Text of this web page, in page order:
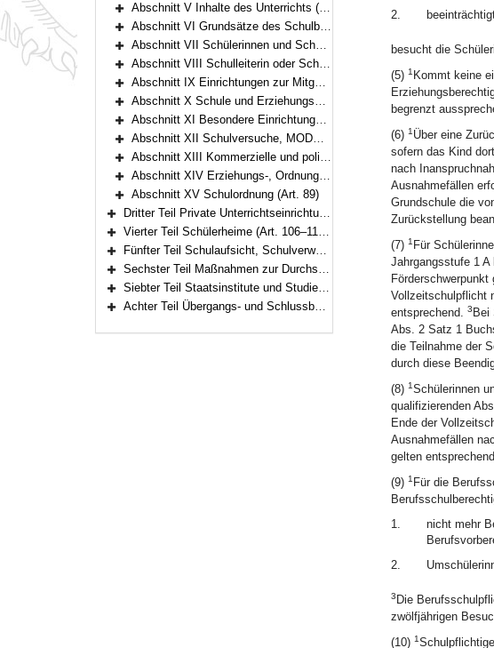
Bereich erweitern
Abschnitt V Inhalte des Unterrichts (Art. 45–48)
Bereich erweitern
Abschnitt VI Grundsätze des Schulbetriebs (Art. 49–55)
Bereich erweitern
Abschnitt VII Schülerinnen und Schüler (Art. 56)
Bereich erweitern
Abschnitt VIII Schulleiterin oder Schulleiter, Lehrerkonferenz, Lehrkräfte und sonstiges Personal (Art. 57–61)
Bereich erweitern
Abschnitt IX Einrichtungen zur Mitgestaltung des schulischen Lebens (Art. 62–73)
Bereich erweitern
Abschnitt X Schule und Erziehungsberechtigte, Schule und Arbeitgeber (Art. 74–77)
Bereich erweitern
Abschnitt XI Besondere Einrichtungen und Schulgesundheit (Art. 78–80)
Bereich erweitern
Abschnitt XII Schulversuche, MODUS-Schulen (Art. 81–83)
Bereich erweitern
Abschnitt XIII Kommerzielle und politische Werbung, Verarbeitung personenbezogener Daten (Art. 84–85a)
Bereich erweitern
Abschnitt XIV Erziehungs-, Ordnungs- und Sicherungsmaßnahmen (Art. 86–88a)
Bereich erweitern
Abschnitt XV Schulordnung (Art. 89)
Bereich erweitern
Dritter Teil Private Unterrichtseinrichtungen (Art. 90–105)
Bereich erweitern
Vierter Teil Schülerheime (Art. 106–110a)
Bereich erweitern
Fünfter Teil Schulaufsicht, Schulverwaltung (Art. 111–117)
Bereich erweitern
Sechster Teil Maßnahmen zur Durchsetzung der Schulpflicht, Ordnungswidrigkeiten (Art. 118–119)
Bereich erweitern
Siebter Teil Staatsinstitute und Studienkollegs (Art. 120–121)
Achter Teil Übergangs- und Schlussbestimmungen (Art. 122–125)
2.
besucht die
(5) 1 Kommt keine
begrenzt
(6) 1Über eine
sofern das Kind
nach
Ausnahmefällen
Grundschule die
Zurückstellung
(7) 1 Für
Jahrgangsstufe 1
Vollzeitschulpflicht
entsprechend. 3 Bei
Abs. 2 Satz 1
die Teilnahme der
durch diese
(8) 1Schülerinnen
qualifizierenden
Ende der
Ausnahmefällen
gelten
(9) 1 Für die
1.
nicht mehr
2.
3 Die
zwölfjährigen
(10) 1